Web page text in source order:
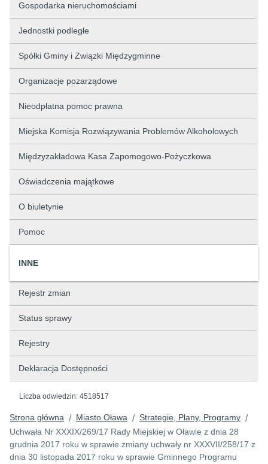
Gospodarka nieruchomościami
Jednostki podległe
Spółki Gminy i Związki Międzygminne
Organizacje pozarządowe
Nieodpłatna pomoc prawna
Miejska Komisja Rozwiązywania Problemów Alkoholowych
Międzyzakładowa Kasa Zapomogowo-Pożyczkowa
Oświadczenia majątkowe
O biuletynie
Pomoc
INNE
Rejestr zmian
Status sprawy
Rejestry
Deklaracja Dostępności
Liczba odwiedzin: 4518517
Strona główna / Miasto Oława / Strategie, Plany, Programy /
Uchwała Nr XXXIX/269/17 Rady Miejskiej w Oławie z dnia 28
grudnia 2017 roku w sprawie zmiany uchwały nr XXXVII/258/17 z
dnia 30 listopada 2017 roku w sprawie Gminnego Programu